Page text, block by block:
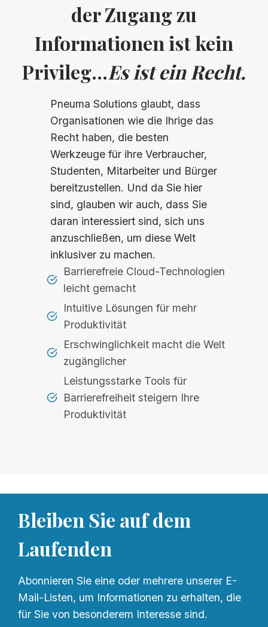
der Zugang zu
Informationen ist kein
Privileg...Es ist ein Recht.
Pneuma Solutions glaubt, dass
Organisationen wie die Ihrige das
Recht haben, die besten
Werkzeuge für ihre Verbraucher,
Studenten, Mitarbeiter und Bürger
bereitzustellen. Und da Sie hier
sind, glauben wir auch, dass Sie
daran interessiert sind, sich uns
anzuschließen, um diese Welt
inklusiver zu machen.
Barrierefreie Cloud-Technologien
leicht gemacht
Intuitive Lösungen für mehr
Produktivität
Erschwinglichkeit macht die Welt
zugänglicher
Leistungsstarke Tools für
Barrierefreiheit steigern Ihre
Produktivität
Bleiben Sie auf dem
Laufenden
Abonnieren Sie eine oder mehrere unserer E-
Mail-Listen, um Informationen zu erhalten, die
für Sie von besonderem Interesse sind.